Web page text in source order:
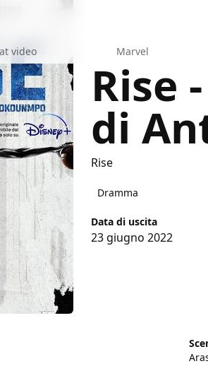
video Marvel
Rise
di
Rise
Dramma
Data di uscita
23 giugno 2022